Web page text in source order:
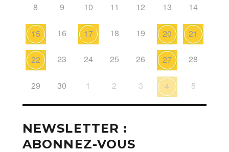
8 9 10 11 12 13 14
15 16 17 18 19 20 21
22 23 24 25 26 27 28
29 30 1 2 3 4 5
NEWSLETTER :
ABONNEZ-VOUS